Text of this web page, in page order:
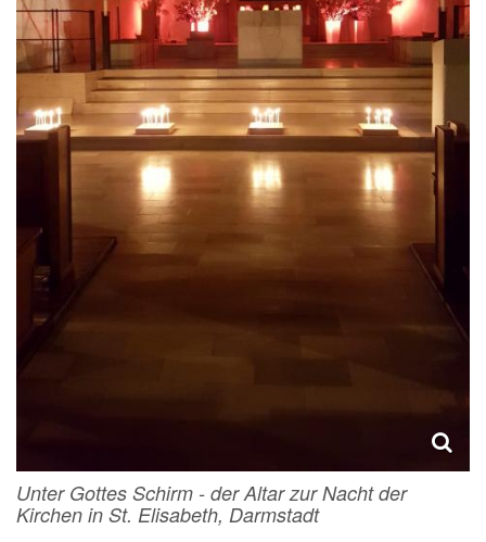
Unter Gottes Schirm - der Altar zur Nacht der
Kirchen in St. Elisabeth, Darmstadt